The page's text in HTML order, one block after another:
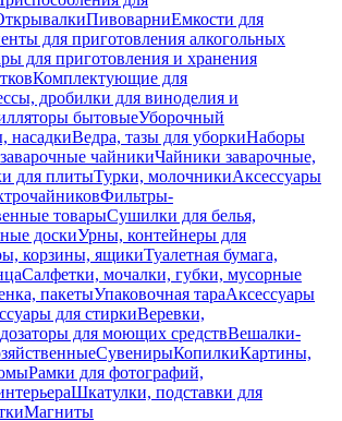
ПивоварниЕмкости для
для приготовления алкогольных
для приготовления и хранения
Комплектующие для
дробилки для виноделия и
бытовыеУборочный
насадкиВедра, тазы для уборкиНаборы
чайникиЧайники заварочные,
для плитыТурки, молочникиАксессуары
Фильтры-
товарыСушилки для белья,
доскиУрны, контейнеры для
корзины, ящикиТуалетная бумага,
Салфетки, мочалки, губки, мусорные
пакетыУпаковочная тараАксессуары
для стиркиВеревки,
для моющих средствВешалки-
СувенирыКопилкиКартины,
Рамки для фотографий,
Шкатулки, подставки для
Магниты